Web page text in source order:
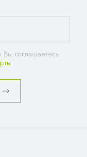
Вы соглашаетесь